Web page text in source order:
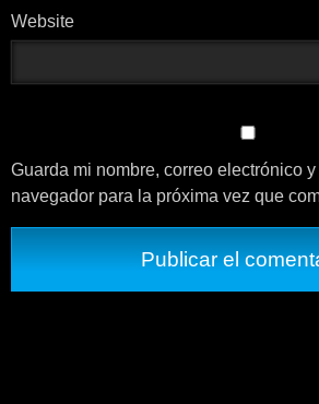
Website
Guarda mi nombre, correo electrónico
navegador para la próxima vez que